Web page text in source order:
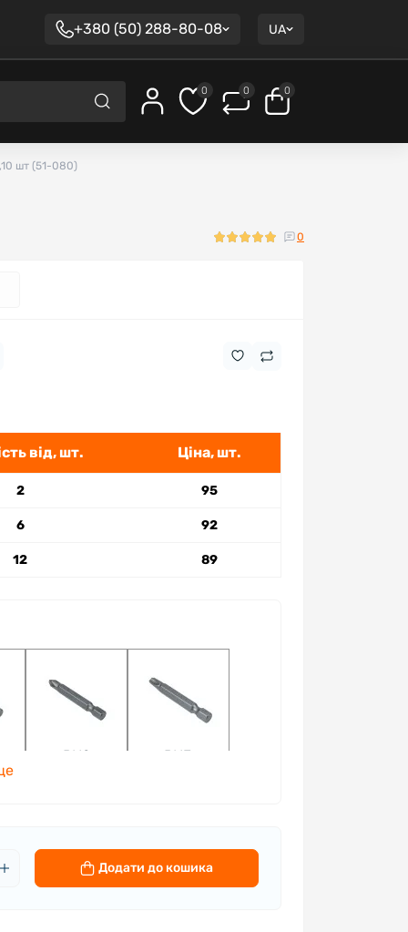
+380 (50) 288-80-08 UA
0 0 0
шт (51-080)
0
від, шт. Ціна, шт.
2 95
6 92
12 89
PH2 PH3
SL5
Додати до кошика